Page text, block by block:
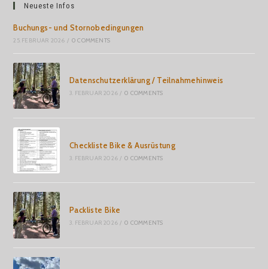
Neueste Infos
Buchungs- und Stornobedingungen
25. FEBRUAR 2026 / 0 COMMENTS
Datenschutzerklärung / Teilnahmehinweis
3. FEBRUAR 2026 / 0 COMMENTS
Checkliste Bike & Ausrüstung
3. FEBRUAR 2026 / 0 COMMENTS
Packliste Bike
3. FEBRUAR 2026 / 0 COMMENTS